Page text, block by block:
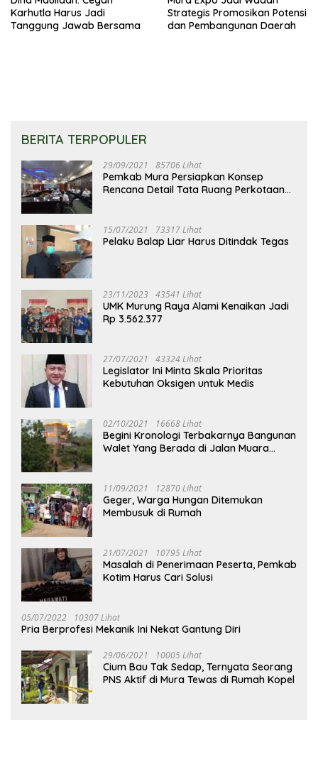
Karhutla Harus Jadi
Tanggung Jawab Bersama
Strategis Promosikan Potensi
dan Pembangunan Daerah
BERITA TERPOPULER
29/09/2021 85706 Lihat
Pemkab Mura Persiapkan Konsep
Rencana Detail Tata Ruang Perkotaan
15/07/2021 73317 Lihat
Pelaku Balap Liar Harus Ditindak Tegas
23/11/2023 43541 Lihat
UMK Murung Raya Alami Kenaikan Jadi
Rp 3.562.377
27/07/2021 43324 Lihat
Legislator Ini Minta Skala Prioritas
Kebutuhan Oksigen untuk Medis
02/10/2021 16668 Lihat
Begini Kronologi Terbakarnya Bangunan
Walet Yang Berada di Jalan Muara
11/09/2021 12870 Lihat
Geger, Warga Hungan Ditemukan
Membusuk di Rumah
21/07/2021 10795 Lihat
Masalah di Penerimaan Peserta, Pemkab
Kotim Harus Cari Solusi
05/07/2022 10307 Lihat
Pria Berprofesi Mekanik Ini Nekat Gantung Diri
29/06/2021 10005 Lihat
Cium Bau Tak Sedap, Ternyata Seorang
PNS Aktif di Mura Tewas di Rumah Kopel